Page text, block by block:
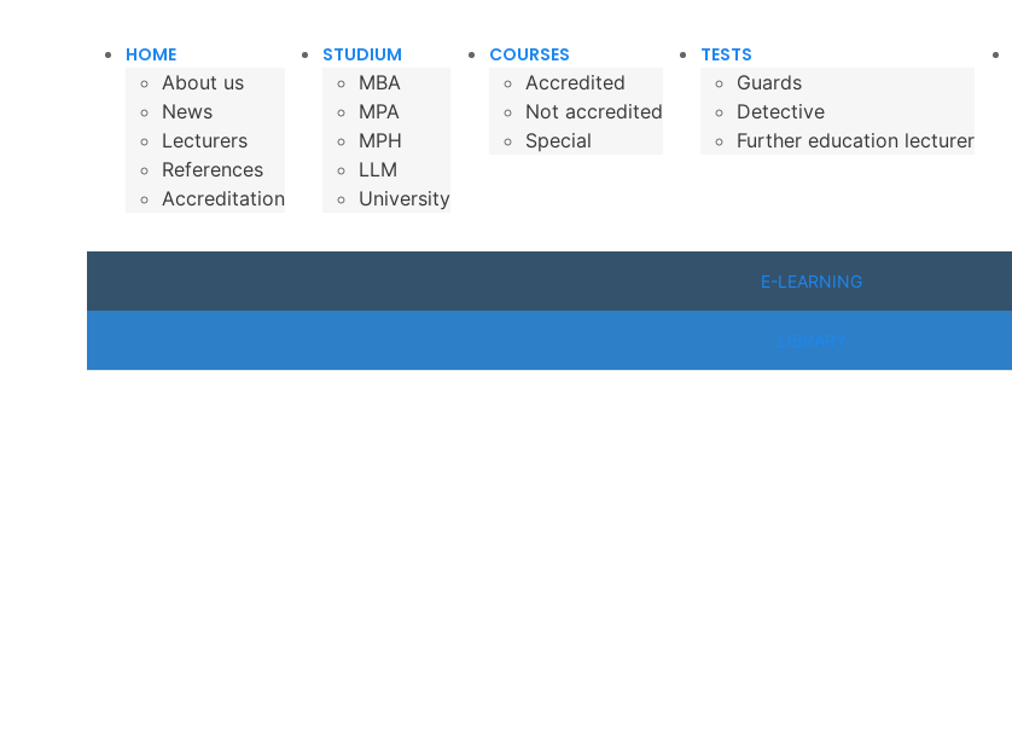
HOME
About us
News
Lecturers
References
Accreditation
STUDIUM
MBA
MPA
MPH
LLM
University
COURSES
Accredited
Not accredited
Special
TESTS
Guards
Detective
Further education lecturer
E-LEARNING
LIBRARY